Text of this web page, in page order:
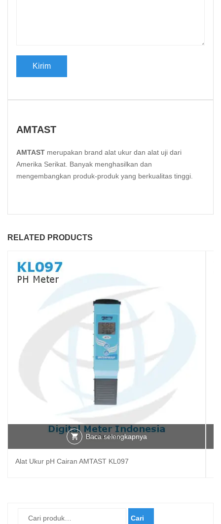
AMTAST
AMTAST merupakan brand alat ukur dan alat uji dari
Amerika Serikat. Banyak menghasilkan dan
mengembangkan produk-produk yang berkualitas tinggi.
RELATED PRODUCTS
Baca selengkapnya
Alat Ukur pH Cairan AMTAST KL097
Cari